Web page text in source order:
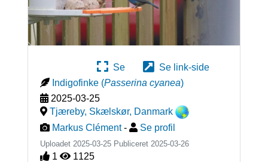
Se
Se link-side
Indigofinke (Passerina cyanea)
2025-03-25
Tjæreby, Skælskør, Danmark
Markus Clément - Se profil
Uploadet 2025-03-25 Publiceret 2025-03-26
1 1125